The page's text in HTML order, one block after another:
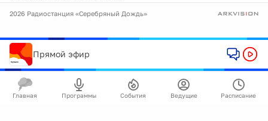
2026 Радиостанция «Серебряный Дождь»
Прямой эфир
Главная Программы События Ведущие Расписание